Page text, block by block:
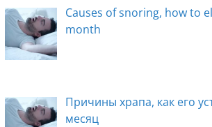
Causes of snoring, how to
month
Причины храпа, как его
месяц